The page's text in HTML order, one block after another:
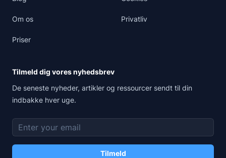
Om os
Priser
Privatliv
Tilmeld dig vores nyhedsbrev
De seneste nyheder, artikler og ressourcer sendt til din
indbakke hver uge.
E-mailadresse
Tilmeld